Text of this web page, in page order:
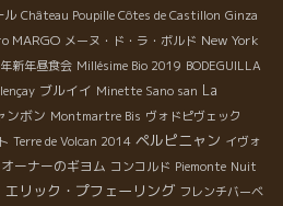
ル Château Poupille Côtes de Castillon Ginza
MARGO メーヌ・ド・ラ・ボルド New York
新年昼食会 Millésime Bio 2019 BODEGUILLA
ブルイイ Minette Sano san La
ンボン Montmartre Bis ヴォドピヴェック
Terre de Volcan 2014 ペルピニャン イヴォ
オーナーのギヨム コンコルド Piemonte Nuit
エリック・プフェーリング フレンチバーベ